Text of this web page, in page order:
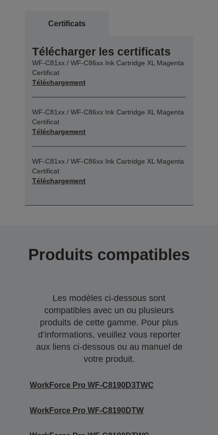
Certificats
Télécharger les certificats
WF-C81xx / WF-C86xx Ink Cartridge XL Magenta
Certificat
Téléchargement
WF-C81xx / WF-C86xx Ink Cartridge XL Magenta
Certificat
Téléchargement
WF-C81xx / WF-C86xx Ink Cartridge XL Magenta
Certificat
Téléchargement
Produits compatibles
Les modèles ci-dessous sont
compatibles avec un ou plusieurs
produits de cette gamme. Pour plus
d’informations, veuillez vous reporter
aux liens ci-dessous ou au manuel de
votre produit.
WorkForce Pro WF-C8190D3TWC
WorkForce Pro WF-C8190DTW